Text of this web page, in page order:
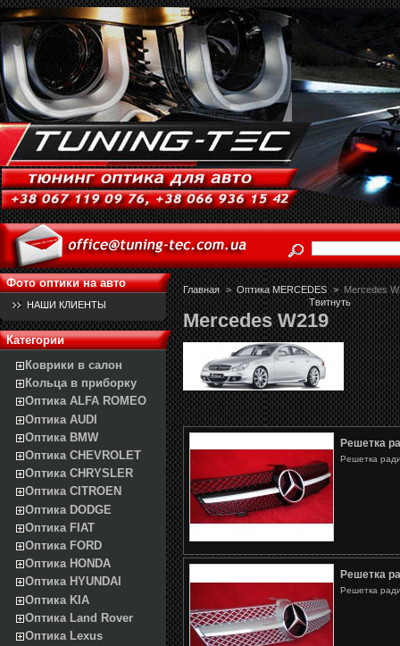
Фото оптики на авто
НАШИ КЛИЕНТЫ
Категории
Коврики в салон
Кольца в приборку
Оптика ALFA ROMEO
Оптика AUDI
Оптика BMW
Оптика CHEVROLET
Оптика CHRYSLER
Оптика CITROEN
Оптика DODGE
Оптика FIAT
Оптика FORD
Оптика HONDA
Оптика HYUNDAI
Оптика KIA
Оптика Land Rover
Оптика Lexus
Главная > Оптика MERCEDES > Mercedes
Твитнуть
Mercedes W219
Решетка
Решетка
Решетка
Решетка